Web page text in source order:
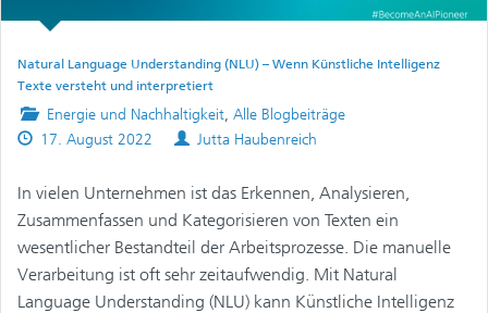
Natural Language Understanding (NLU) – Wenn Künstliche Intelligenz
Texte versteht und interpretiert
Posted
in
Energie und Nachhaltigkeit, Alle Blogbeiträge
Published
17. August 2022 Authors
Jutta Haubenreich
In vielen Unternehmen ist das Erkennen, Analysieren,
Zusammenfassen und Kategorisieren von Texten ein
wesentlicher Bestandteil der Arbeitsprozesse. Die manuelle
Verarbeitung ist oft sehr zeitaufwendig. Mit Natural
Language Understanding (NLU) kann Künstliche Intelligenz